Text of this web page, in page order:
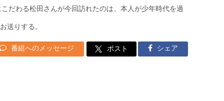
だわる松田さんが今回訪れたのは、本人が少年時代を過
送りする。
番組へのメッセージ ポスト シェア